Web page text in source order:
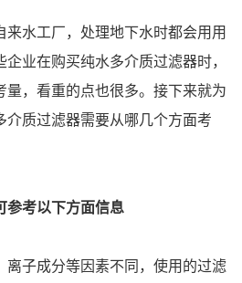
水工厂，处理地下水时都会用用
业在购买纯水多介质过滤器时，
量，看重的点也很多。接下来就为
介质过滤器需要从哪几个方面考
参考以下方面信息
离子成分等因素不同，使用的过滤